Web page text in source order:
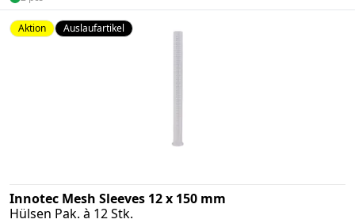
Aktion Auslaufartikel
Innotec Mesh Sleeves 12 x 150 mm
Hülsen Pak. à 12 Stk.